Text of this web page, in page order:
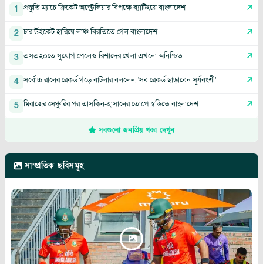
1 প্রস্তুতি ম্যাচে ক্রিকেট অস্ট্রেলিয়ার বিপক্ষে ব্যাটিংয়ে বাংলাদেশ
2 চার উইকেট হারিয়ে লাঞ্চ বিরতিতে গেল বাংলাদেশ
3 এসএ২০তে সুযোগ পেলেও রিশাদের খেলা এখনো অনিশ্চিত
4 সর্বোচ্চ রানের রেকর্ড গড়ে বাটলার বললেন, 'সব রেকর্ড ছাড়াবেন সূর্যবংশী'
5 মিরাজের সেঞ্চুরির পর তাসকিন-হাসানের তোপে স্বস্তিতে বাংলাদেশ
সবগুলো জনপ্রিয় খবর দেখুন
সাম্প্রতিক ছবিসমূহ